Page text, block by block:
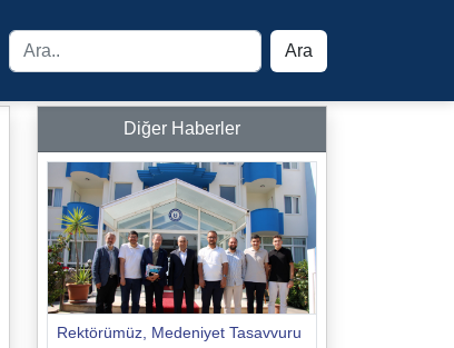
Ara
Diğer Haberler
Rektörümüz, Medeniyet Tasavvuru